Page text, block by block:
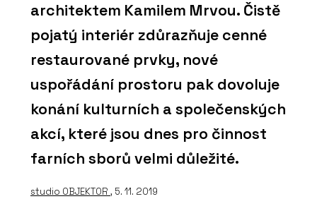
architektem Kamilem Mrvou. Čistě
pojatý interiér zdůrazňuje cenné
restaurované prvky, nové
uspořádání prostoru pak dovoluje
konání kulturních a společenských
akcí, které jsou dnes pro činnost
farních sborů velmi důležité.
studio OBJEKTOR , 5. 11. 2019